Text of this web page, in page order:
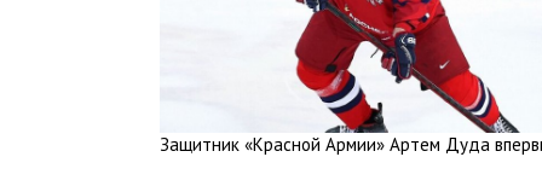
Защитник «Красной Армии» Артем Дуда